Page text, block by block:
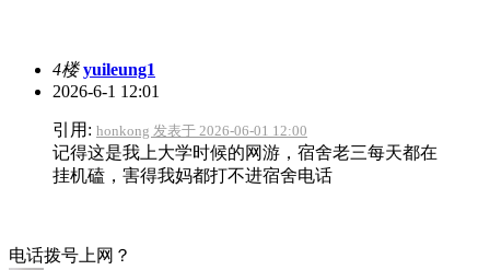
4楼 yuileung1
2026-6-1 12:01
引用: honkong 发表于 2026-06-01 12:00
记得这是我上大学时候的网游，宿舍老三每天都在
挂机磕，害得我妈都打不进宿舍电话
电话拨号上网？